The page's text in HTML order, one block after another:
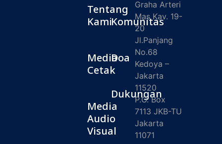
Tentang
Kami
Media
Cetak
Media
Audio
Visual
Komunitas
Doa
Dukungan
Graha Arteri
Mas Kav. 19-
20
Jl.Panjang
No.68
Kedoya –
Jakarta
11520
P.O. Box
7113 JKB-TU
Jakarta
11071